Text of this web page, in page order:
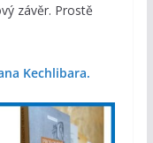
závěr. Prostě
Kechlibara.